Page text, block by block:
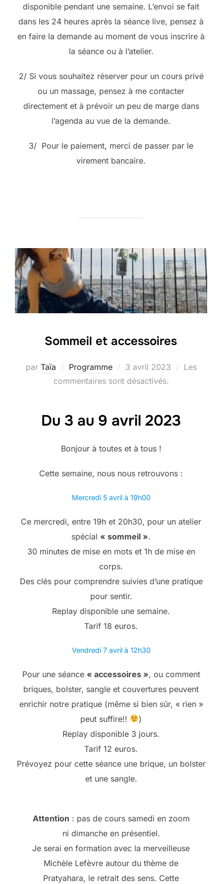
disponible pendant une semaine. L’envoi se fait
dans les 24 heures après la séance live, pensez à
en faire la demande au moment de vous inscrire à
la séance ou à l’atelier.
2/ Si vous souhaitez réserver pour un cours privé
ou un massage, pensez à me contacter
directement et à prévoir un peu de marge dans
l’agenda au vue de la demande.
3/ Pour le paiement, merci de passer par le
virement bancaire.
Sommeil et accessoires
par Taïa Programme
Publié
le
3 avril 2023
Les
commentaires sont désactivés.
Du 3 au 9 avril 2023
Bonjour à toutes et à tous !
Cette semaine, nous nous retrouvons :
Mercredi 5 avril à 19h00
Ce mercredi, entre 19h et 20h30, pour un atelier
spécial « sommeil ».
30 minutes de mise en mots et 1h de mise en
corps.
Des clés pour comprendre suivies d’une pratique
pour sentir.
Replay disponible une semaine.
Tarif 18 euros.
Vendredi 7 avril à 12h30
Pour une séance « accessoires », ou comment
briques, bolster, sangle et couvertures peuvent
enrichir notre pratique (même si bien sûr, « rien »
peut suffire!!
)
Replay disponible 3 jours.
Tarif 12 euros.
Prévoyez pour cette séance une brique, un bolster
et une sangle.
Attention : pas de cours samedi en zoom
ni dimanche en présentiel.
Je serai en formation avec la merveilleuse
Michèle Lefèvre autour du thème de
Pratyahara, le retrait des sens. Cette